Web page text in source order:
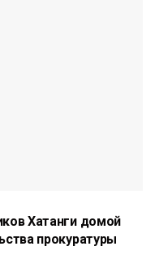
Хатанги домой
прокуратуры